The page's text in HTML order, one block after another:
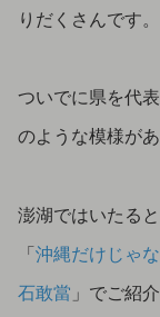
りだくさんです。
ついでに県を代
のような模様が
澎湖ではいたる
「沖縄だけじゃ
石敢當 」でご紹